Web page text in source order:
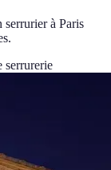
à Paris
serrurerie